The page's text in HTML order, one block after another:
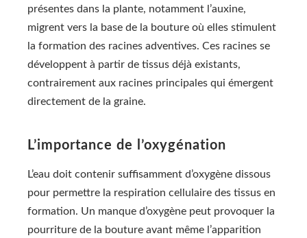
présentes dans la plante, notamment l’auxine,
migrent vers la base de la bouture où elles stimulent
la formation des racines adventives. Ces racines se
développent à partir de tissus déjà existants,
contrairement aux racines principales qui émergent
directement de la graine.
L’importance de l’oxygénation
L’eau doit contenir suffisamment d’oxygène dissous
pour permettre la respiration cellulaire des tissus en
formation. Un manque d’oxygène peut provoquer la
pourriture de la bouture avant même l’apparition